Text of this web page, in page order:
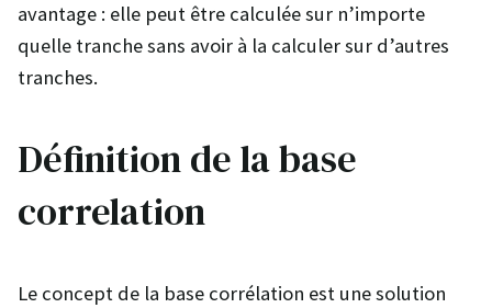
avantage : elle peut être calculée sur n’importe
quelle tranche sans avoir à la calculer sur d’autres
tranches.
Définition de la base
correlation
Le concept de la base corrélation est une solution